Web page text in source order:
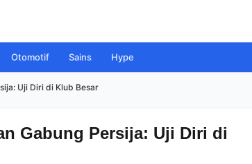
Otomotif Sains Hype
Uji Diri di Klub Besar
Gabung Persija: Uji Diri di